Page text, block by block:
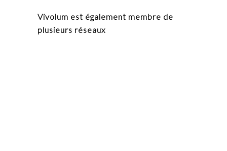
Vivolum est également membre de
plusieurs réseaux